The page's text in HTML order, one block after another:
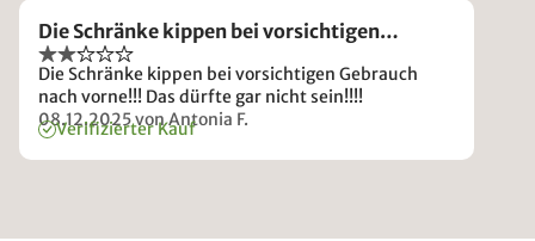
Die Schränke kippen bei vorsichtigen…
Die Schränke kippen bei vorsichtigen Gebrauch
nach vorne!!! Das dürfte gar nicht sein!!!!
08.12.2025von Antonia F.
Verifizierter Kauf